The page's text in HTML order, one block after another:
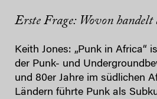
Erste Frage: Wovon
Keith Jones: „Punk in Africa“
der Punk- und
und 80er Jahre im südlichen
Ländern führte Punk als